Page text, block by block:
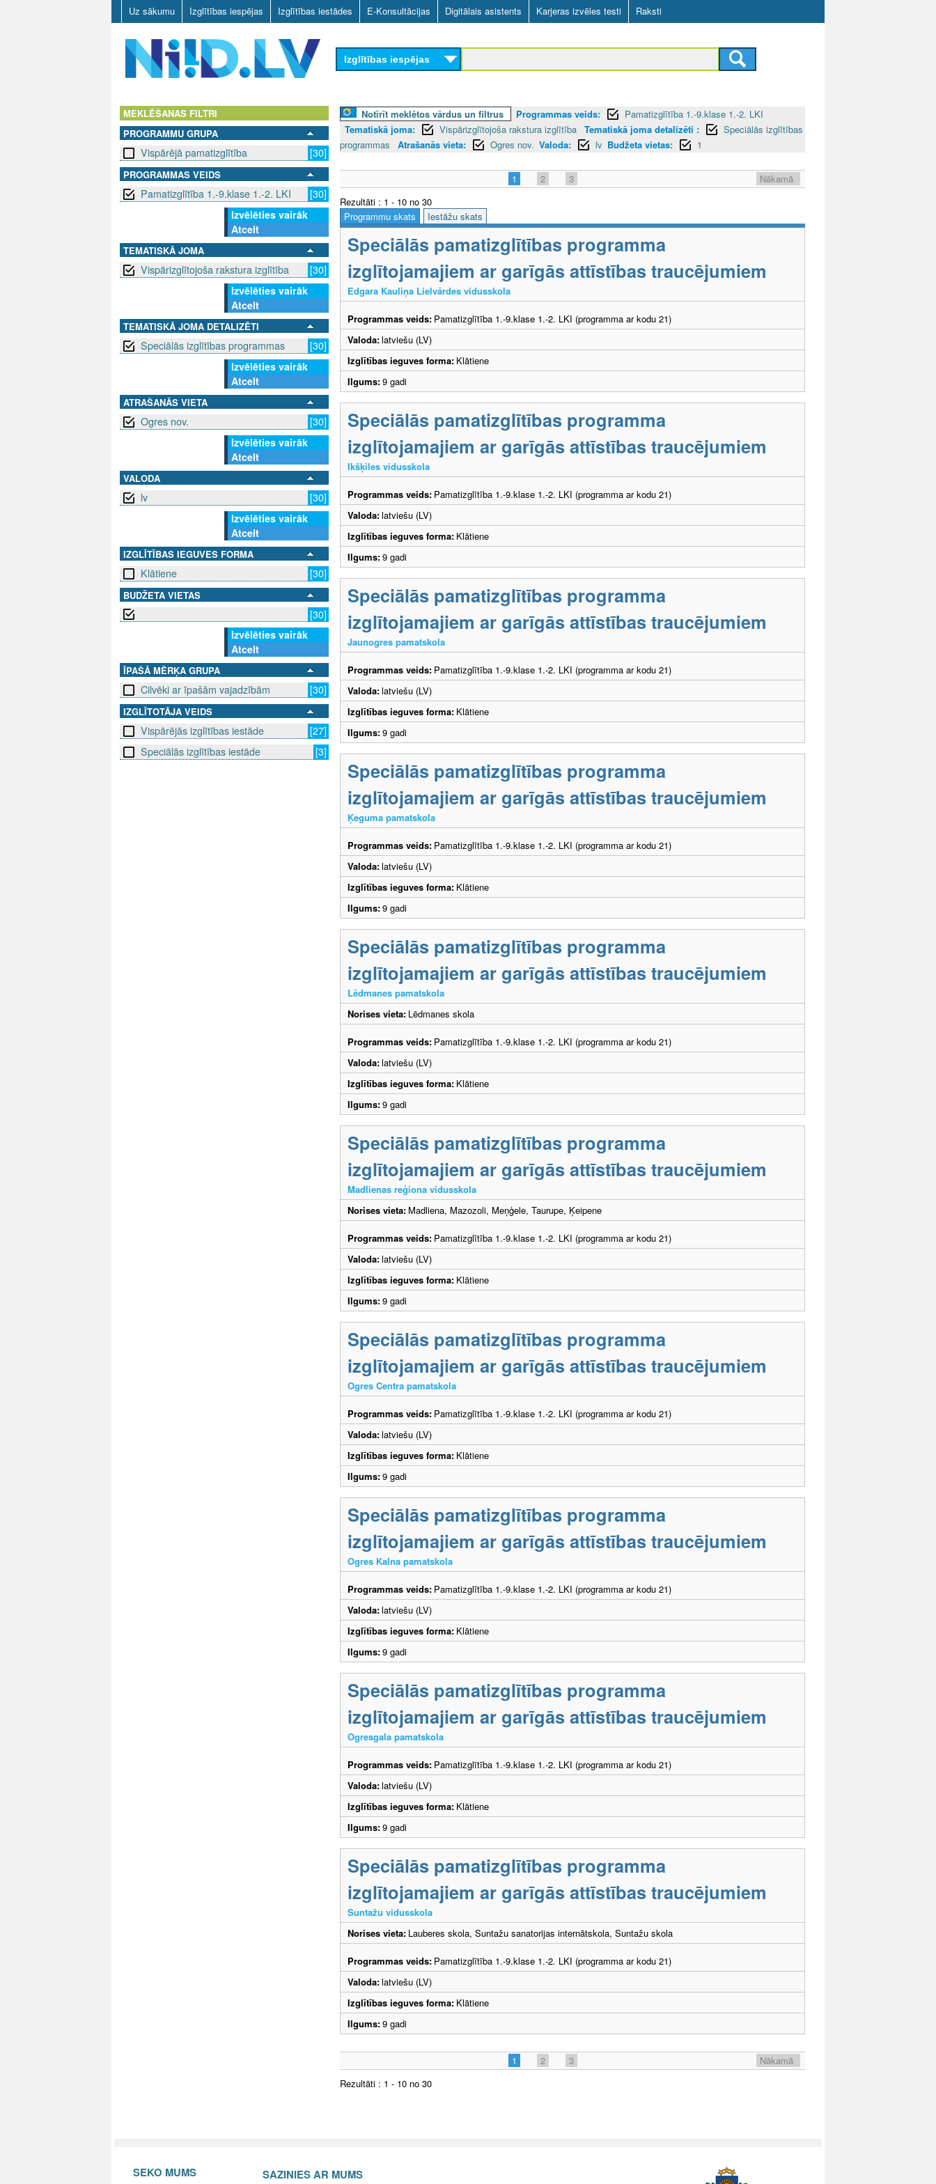
Skip
to
main
content
Uz sākumu Izglītības iespējas Izglītības iestādes E-Konsultācijas Digitālais asistents Karjeras izvēles testi Raksti
D
V
Izglītības iespējas
MEKLĒŠANAS FILTRI
PROGRAMMU GRUPA
Vispārējā pamatizglītība [30]
PROGRAMMAS VEIDS
Pamatizglītība 1.-9.klase 1.-2. LKI
[30]
Izvēlēties vairāk
Atcelt
TEMATISKĀ JOMA
Vispārizglītojoša rakstura izglītība
[30]
Izvēlēties vairāk
Atcelt
TEMATISKĀ JOMA DETALIZĒTI
Speciālās izglītības programmas
[30]
Izvēlēties vairāk
Atcelt
ATRAŠANĀS VIETA
Ogres nov.
[30]
Izvēlēties vairāk
Atcelt
VALODA
lv
[30]
Izvēlēties vairāk
Atcelt
IZGLĪTĪBAS IEGUVES FORMA
Klātiene [30]
BUDŽETA VIETAS
[30]
Izvēlēties vairāk
Atcelt
ĪPAŠĀ MĒRĶA GRUPA
Cilvēki ar īpašām vajadzībām [30]
IZGLĪTOTĀJA VEIDS
Vispārējās izglītības iestāde
[27]
Speciālās izglītības iestāde
[3]
Notīrīt meklētos vārdus un filtrus Programmas veids:
Pamatizglītība 1.-9.klase 1.-2. LKI
Tematiskā joma:
Vispārizglītojoša rakstura izglītība Tematiskā joma detalizēti :
Speciālās izglītības
programmas
Atrašanās vieta: Ogres nov. Valoda: lv Budžeta vietas: 1
1 2 3
Nākamā
Rezultāti : 1 - 10 no 30
Programmu skats
Iestāžu skats
Speciālās pamatizglītības programma
izglītojamajiem ar garīgās attīstības traucējumiem
Edgara Kauliņa Lielvārdes vidusskola
Programmas veids: Pamatizglītība 1.-9.klase 1.-2. LKI (programma ar kodu 21)
Valoda:latviešu (LV)
Izglītības ieguves forma: Klātiene
Ilgums:9 gadi
Speciālās pamatizglītības programma
izglītojamajiem ar garīgās attīstības traucējumiem
Ikšķiles vidusskola
Programmas veids: Pamatizglītība 1.-9.klase 1.-2. LKI (programma ar kodu 21)
Valoda:latviešu (LV)
Izglītības ieguves forma: Klātiene
Ilgums:9 gadi
Speciālās pamatizglītības programma
izglītojamajiem ar garīgās attīstības traucējumiem
Jaunogres pamatskola
Programmas veids: Pamatizglītība 1.-9.klase 1.-2. LKI (programma ar kodu 21)
Valoda:latviešu (LV)
Izglītības ieguves forma: Klātiene
Ilgums:9 gadi
Speciālās pamatizglītības programma
izglītojamajiem ar garīgās attīstības traucējumiem
Ķeguma pamatskola
Programmas veids: Pamatizglītība 1.-9.klase 1.-2. LKI (programma ar kodu 21)
Valoda:latviešu (LV)
Izglītības ieguves forma: Klātiene
Ilgums:9 gadi
Speciālās pamatizglītības programma
izglītojamajiem ar garīgās attīstības traucējumiem
Lēdmanes pamatskola
Norises vieta: Lēdmanes skola
Programmas veids: Pamatizglītība 1.-9.klase 1.-2. LKI (programma ar kodu 21)
Valoda:latviešu (LV)
Izglītības ieguves forma: Klātiene
Ilgums:9 gadi
Speciālās pamatizglītības programma
izglītojamajiem ar garīgās attīstības traucējumiem
Madlienas reģiona vidusskola
Norises vieta: Madliena, Mazozoli, Meņģele, Taurupe, Ķeipene
Programmas veids: Pamatizglītība 1.-9.klase 1.-2. LKI (programma ar kodu 21)
Valoda:latviešu (LV)
Izglītības ieguves forma: Klātiene
Ilgums:9 gadi
Speciālās pamatizglītības programma
izglītojamajiem ar garīgās attīstības traucējumiem
Ogres Centra pamatskola
Programmas veids: Pamatizglītība 1.-9.klase 1.-2. LKI (programma ar kodu 21)
Valoda:latviešu (LV)
Izglītības ieguves forma: Klātiene
Ilgums:9 gadi
Speciālās pamatizglītības programma
izglītojamajiem ar garīgās attīstības traucējumiem
Ogres Kalna pamatskola
Programmas veids: Pamatizglītība 1.-9.klase 1.-2. LKI (programma ar kodu 21)
Valoda:latviešu (LV)
Izglītības ieguves forma: Klātiene
Ilgums:9 gadi
Speciālās pamatizglītības programma
izglītojamajiem ar garīgās attīstības traucējumiem
Ogresgala pamatskola
Programmas veids: Pamatizglītība 1.-9.klase 1.-2. LKI (programma ar kodu 21)
Valoda:latviešu (LV)
Izglītības ieguves forma: Klātiene
Ilgums:9 gadi
Speciālās pamatizglītības programma
izglītojamajiem ar garīgās attīstības traucējumiem
Suntažu vidusskola
Norises vieta: Lauberes skola, Suntažu sanatorijas internātskola, Suntažu skola
Programmas veids: Pamatizglītība 1.-9.klase 1.-2. LKI (programma ar kodu 21)
Valoda:latviešu (LV)
Izglītības ieguves forma: Klātiene
Ilgums:9 gadi
1 2 3
Nākamā
Rezultāti : 1 - 10 no 30
SEKO MUMS SAZINIES AR MUMS